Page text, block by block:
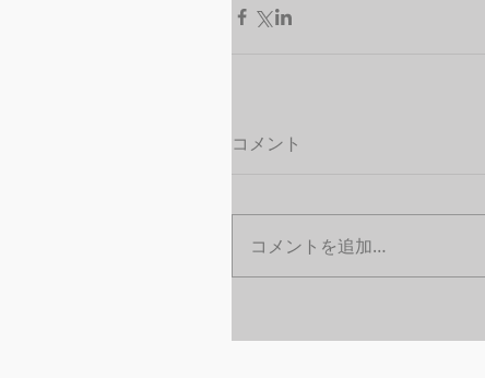
コメント
コメントを追加…